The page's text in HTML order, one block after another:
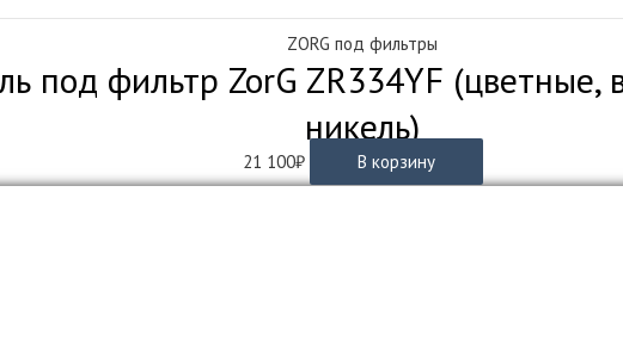
ZORG под фильтры
под фильтр ZorG ZR334YF (цветные,
никель)
21 100₽ В корзину